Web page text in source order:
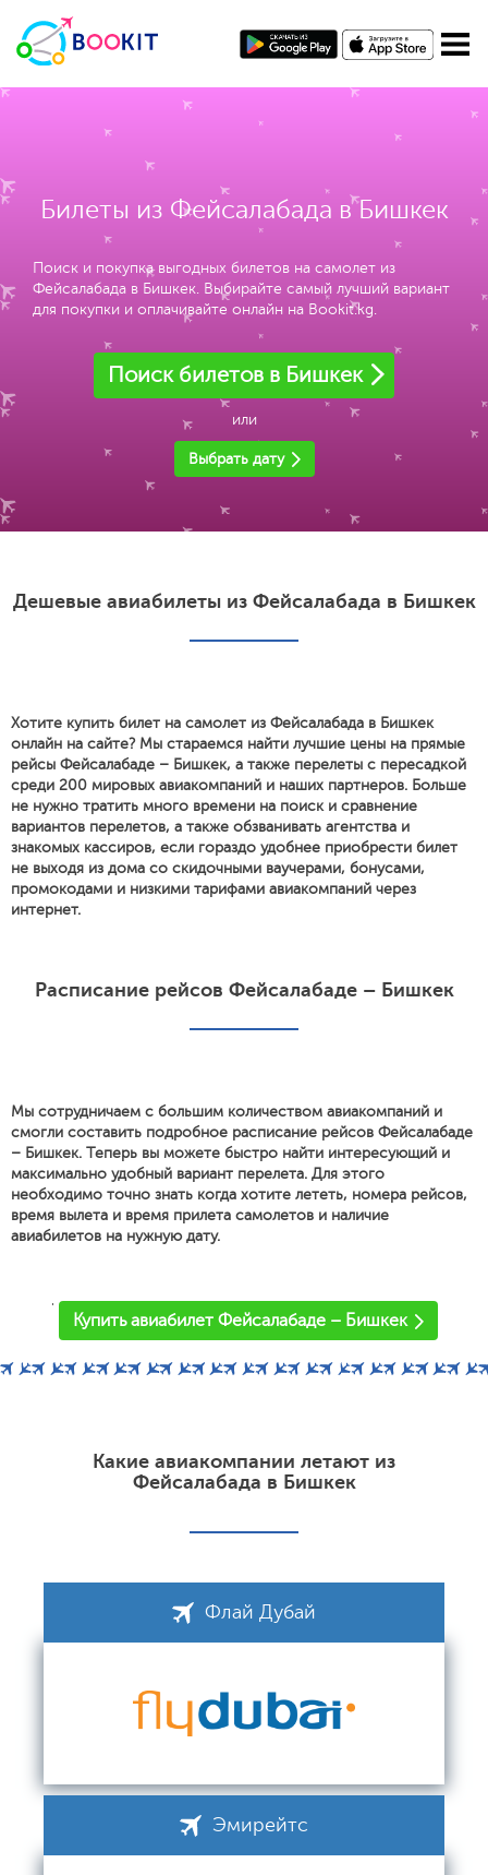
Билеты из Фейсалабада в Бишкек
Поиск и покупка выгодных билетов на самолет из
Фейсалабада в Бишкек. Выбирайте самый лучший вариант
для покупки и оплачивайте онлайн на Bookit.kg.
Поиск билетов в Бишкек
или
Выбрать дату
Дешевые авиабилеты из Фейсалабада в Бишкек
Хотите купить билет на самолет из Фейсалабада в Бишкек
онлайн на сайте? Мы стараемся найти лучшие цены на прямые
рейсы Фейсалабаде – Бишкек, а также перелеты с пересадкой
среди 200 мировых авиакомпаний и наших партнеров. Больше
не нужно тратить много времени на поиск и сравнение
вариантов перелетов, а также обзванивать агентства и
знакомых кассиров, если гораздо удобнее приобрести билет
не выходя из дома со скидочными ваучерами, бонусами,
промокодами и низкими тарифами авиакомпаний через
интернет.
Расписание рейсов Фейсалабаде – Бишкек
Мы сотрудничаем с большим количеством авиакомпаний и
смогли составить подробное расписание рейсов Фейсалабаде
– Бишкек. Теперь вы можете быстро найти интересующий и
максимально удобный вариант перелета. Для этого
необходимо точно знать когда хотите лететь, номера рейсов,
время вылета и время прилета самолетов и наличие
авиабилетов на нужную дату.
'
Купить авиабилет Фейсалабаде – Бишкек
Какие авиакомпании летают из
Фейсалабада в Бишкек
Флай Дубай
Эмирейтс